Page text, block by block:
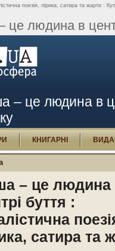
поезія, лірика, сатира та жарти :
людина в
це людина в
КНИГАРНІ
– це людина
буття :
сатира та